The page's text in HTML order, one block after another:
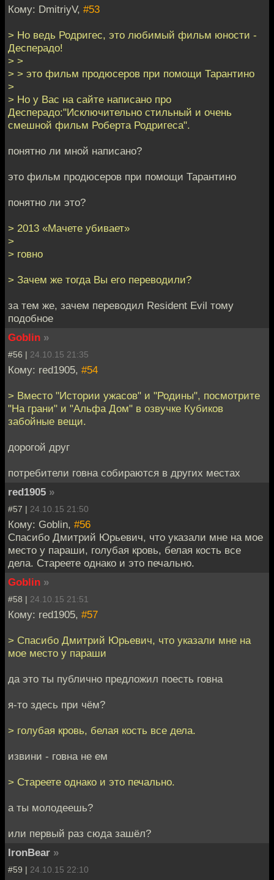
Кому: DmitriyV, #53
> Но ведь Родригес, это любимый фильм юности -
Десперадо!
> >
> > это фильм продюсеров при помощи Тарантино
>
> Но у Вас на сайте написано про
Десперадо:"Исключительно стильный и очень
смешной фильм Роберта Родригеса".
понятно ли мной написано?
это фильм продюсеров при помощи Тарантино
понятно ли это?
> 2013 «Мачете убивает»
>
> говно
> Зачем же тогда Вы его переводили?
за тем же, зачем переводил Resident Evil тому
подобное
Goblin »
#56 | 24.10.15 21:35
Кому: red1905, #54
> Вместо "Истории ужасов" и "Родины", посмотрите
"На грани" и "Альфа Дом" в озвучке Кубиков
забойные вещи.
дорогой друг
потребители говна собираются в других местах
red1905 »
#57 | 24.10.15 21:50
Кому: Goblin, #56
Спасибо Дмитрий Юрьевич, что указали мне на мое
место у параши, голубая кровь, белая кость все
дела. Стареете однако и это печально.
Goblin »
#58 | 24.10.15 21:51
Кому: red1905, #57
> Спасибо Дмитрий Юрьевич, что указали мне на
мое место у параши
да это ты публично предложил поесть говна
я-то здесь при чём?
> голубая кровь, белая кость все дела.
извини - говна не ем
> Стареете однако и это печально.
а ты молодеешь?
или первый раз сюда зашёл?
IronBear »
#59 | 24.10.15 22:10